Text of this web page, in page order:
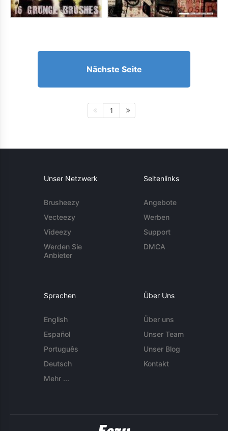
Nächste Seite
1
Unser Netzwerk
Brusheezy
Vecteezy
Videezy
Werden Sie
Anbieter
Seitenlinks
Angebote
Werben
Support
DMCA
Sprachen
English
Español
Português
Deutsch
Mehr ...
Über Uns
Über uns
Unser Team
Unser Blog
Kontakt